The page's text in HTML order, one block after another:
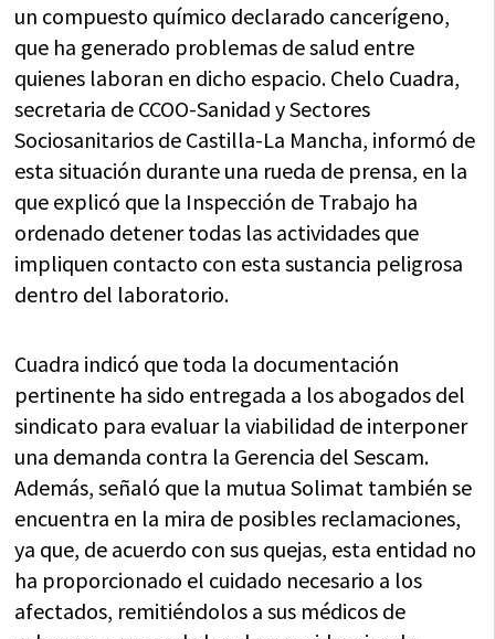
un compuesto químico declarado cancerígeno,
que ha generado problemas de salud entre
quienes laboran en dicho espacio. Chelo Cuadra,
secretaria de CCOO-Sanidad y Sectores
Sociosanitarios de Castilla-La Mancha, informó de
esta situación durante una rueda de prensa, en la
que explicó que la Inspección de Trabajo ha
ordenado detener todas las actividades que
impliquen contacto con esta sustancia peligrosa
dentro del laboratorio.
Cuadra indicó que toda la documentación
pertinente ha sido entregada a los abogados del
sindicato para evaluar la viabilidad de interponer
una demanda contra la Gerencia del Sescam.
Además, señaló que la mutua Solimat también se
encuentra en la mira de posibles reclamaciones,
ya que, de acuerdo con sus quejas, esta entidad no
ha proporcionado el cuidado necesario a los
afectados, remitiéndolos a sus médicos de